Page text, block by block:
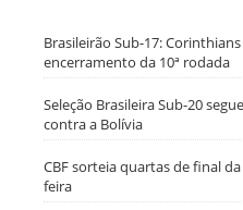
Brasileirão Sub-17:
encerramento da 10ª rodada
Seleção Brasileira Sub-20
contra a Bolívia
CBF sorteia quartas de final
feira